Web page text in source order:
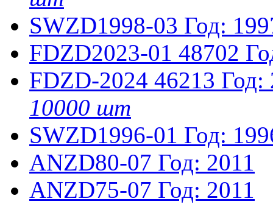
SWZD1998-03 Год:
FDZD2023-01 48702
FDZD-2024 46213 Год:
10000 шт
SWZD1996-01 Год:
ANZD80-07 Год: 2011
ANZD75-07 Год: 2011